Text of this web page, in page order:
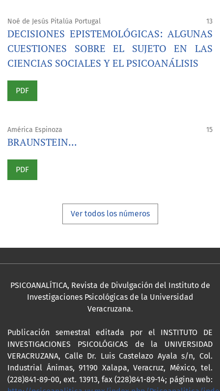
Noé de Jesús Pitalúa Portugal 13
DECISIONES EPISTEMOLÓGICAS: ALGUNAS
CUESTIONES SOBRE EL SUJETO EN LAS
CIENCIAS SOCIALES Y EL PSICOANÁLISIS
PDF
América Espinoza 15
BRAUNSTEIN...
PDF
Ver todos los números
PSICOANALÍTICA, Revista de Divulgación del Instituto de
Investigaciones Psicológicas de la Universidad
Veracruzana.
Publicación semestral editada por el INSTITUTO DE
INVESTIGACIONES PSICOLÓGICAS de la UNIVERSIDAD
VERACRUZANA, Calle Dr. Luis Castelazo Ayala s/n, Col.
Industrial Ánimas, 91190 Xalapa, Veracruz, México, tel.
(228)841-89-00, ext. 13913, fax (228)841-89-14; página web: